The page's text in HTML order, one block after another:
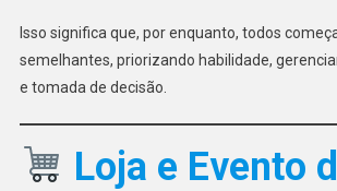
Isso significa que, por enquanto, todos
semelhantes, priorizando habilidade,
e tomada de decisão.
Loja e Evento